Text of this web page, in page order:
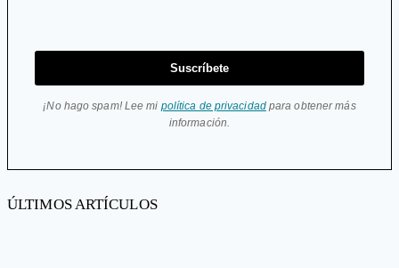
Suscríbete
¡No hago spam! Lee mi política de privacidadpara obtener más
información.
ÚLTIMOS ARTÍCULOS